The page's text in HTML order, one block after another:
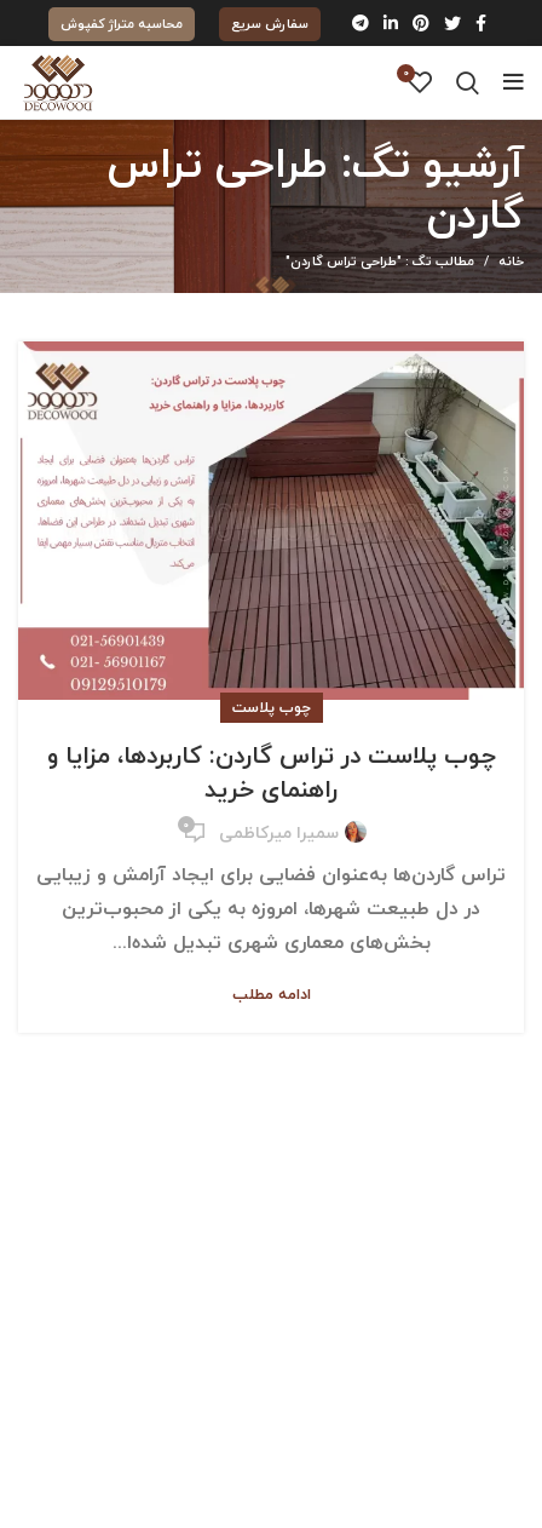
سفارش سریع محاسبه متراژ کفپوش
0
آرشیو تگ: طراحی تراس
گاردن
خانه مطالب تگ : "طراحی تراس گاردن"
چوب پلاست
چوب پلاست در تراس گاردن: کاربردها، مزایا و
راهنمای خرید
سمیرا میرکاظمی ۰
تراس گاردن‌ها به‌عنوان فضایی برای ایجاد آرامش و زیبایی
در دل طبیعت شهرها، امروزه به یکی از محبوب‌ترین
بخش‌های معماری شهری تبدیل شده‌ا...
ادامه مطلب